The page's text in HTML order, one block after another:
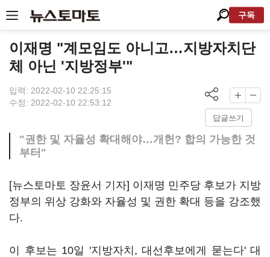
구독
이재명 "계모임도 아니고…지방자치단
체 아닌 '지방정부'"
입력: 2022-02-10 22:25:15
수정: 2022-02-10 22:53:12
답글쓰기
"권한 및 자율성 확대해야…개헌? 합의 가능한 것
부터"
[뉴스토마토 장윤서 기자] 이재명 민주당 후보가 지방
정부의 위상 강화와 자율성 및 권한 확대 등을 강조했
다.
이 후보는 10일 '지방자치, 대선후보에게 묻는다' 대